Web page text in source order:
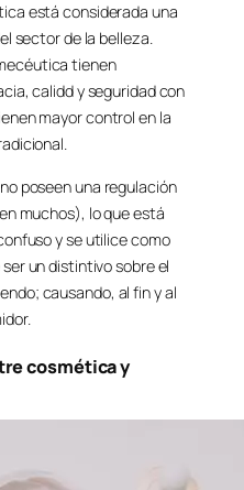
está considerada una
sector de la belleza.
tienen
calidd y seguridad con
mayor control en la
poseen una regulación
muchos), lo que está
y se utilice como
un distintivo sobre el
causando, al fin y al
cosmética y